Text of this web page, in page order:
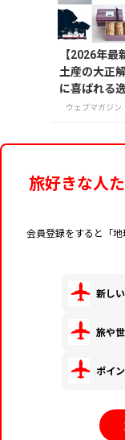
【2026年最
土産の大正
に喜ばれる
ウェブマガジン
旅好きな人
会員登録をすると「
新し
旅や
ポイ